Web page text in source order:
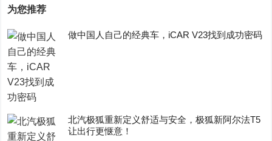
为您推荐
做中国人自己的经典车，iCAR V23找到成功密码
​北汽极狐重新定义舒适与安全，极狐新阿尔法T5
让出行更惬意！